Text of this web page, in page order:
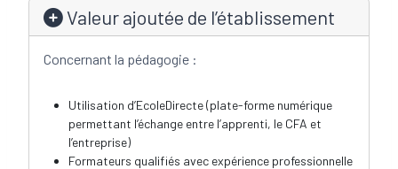
Valeur ajoutée de l’établissement
Concernant la pédagogie :
Utilisation d’EcoleDirecte (plate-forme numérique
permettant l’échange entre l’apprenti, le CFA et
l’entreprise)
Formateurs qualifiés avec expérience professionnelle